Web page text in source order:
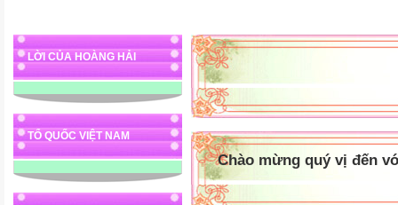
LỜI CỦA HOÀNG HẢI
TỔ QUỐC VIỆT NAM
Chào mừng quý vị đến